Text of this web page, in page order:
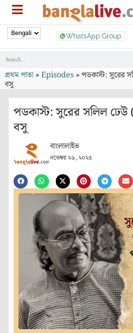
WhatsApp Group
প্রথম পাতা »Episodes »পডকাস্ট: সুরের
বসু
পডকাস্ট: সুরের সলিল ঢেউ
বসু
বাংলালাইভ
নভেম্বর ২৬, ২০২৫